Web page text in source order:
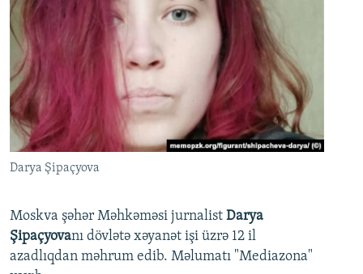
Darya Şipaçyova
Moskva şəhər Məhkəməsi jurnalist Darya
Şipaçyovanı dövlətə xəyanət işi üzrə 12 il
azadlıqdan məhrum edib. Məlumatı "Mediazona"